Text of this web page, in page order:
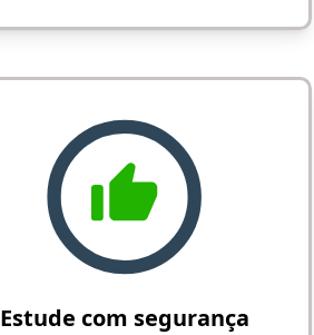
Estude com segurança